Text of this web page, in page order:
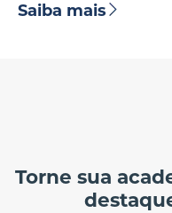
Saiba mais
Torne sua